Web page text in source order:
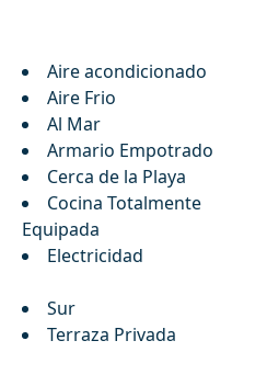
Aire acondicionado
Aire Frio
Al Mar
Armario Empotrado
Cerca de la Playa
Cocina Totalmente
Equipada
Electricidad
Sur
Terraza Privada